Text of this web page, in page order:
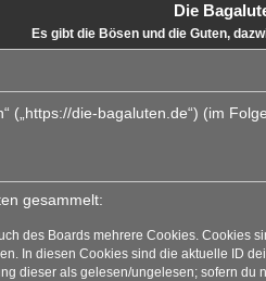
Die
Es gibt die Bösen und die Guten,
(„https://die-bagaluten.de“) (im
gesammelt:
des Boards mehrere Cookies.
In diesen Cookies sind die aktuelle ID
dieser als gelesen/ungelesen; sofern